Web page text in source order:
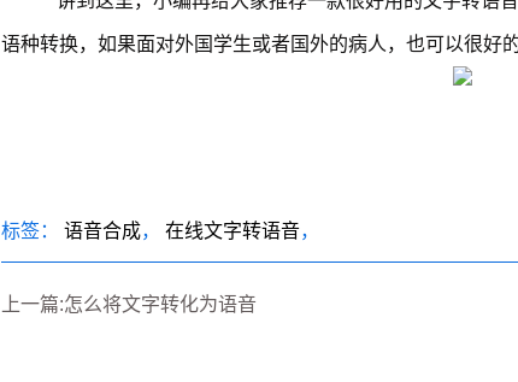
语种转换，如果面对外国学生或者国外的病人，也可以很好
标签： 语音合成， 在线文字转语音，
上一篇:怎么将文字转化为语音